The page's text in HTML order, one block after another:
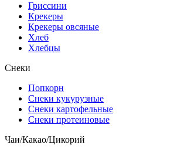
Гриссини
Крекеры
Крекеры овсяные
Хлеб
Хлебцы
Снеки
Попкорн
Снеки кукурузные
Снеки картофельные
Снеки протеиновые
Чаи/Какао/Цикорий